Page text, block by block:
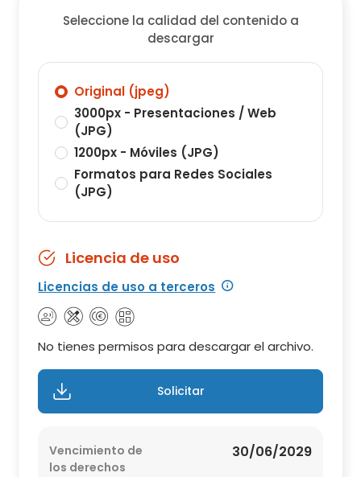
Seleccione la calidad del contenido a
descargar
Original (jpeg)
3000px - Presentaciones / Web
(JPG)
1200px - Móviles (JPG)
Formatos para Redes Sociales
(JPG)
Licencia de uso
Licencias de uso a terceros
No tienes permisos para descargar el archivo.
Solicitar
Vencimiento de
los derechos
30/06/2029